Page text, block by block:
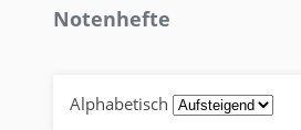
Notenhefte
Alphabetisch